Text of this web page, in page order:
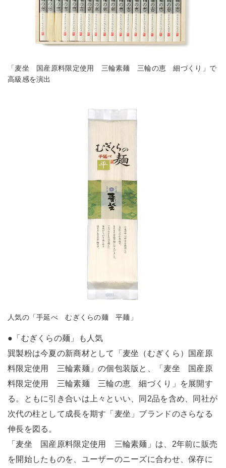
「麦坐 国産原料限定使用 三輪素麺 三輪の恵 細づくり」で
高級感を演出
人気の「手延べ むぎくらの麺 平麺」
●「むぎくらの麺」も人気
巽製粉は今夏の新商材として「麦坐（むぎくら）国産原
料限定使用 三輪素麺」の個包装版と、「麦坐 国産原
料限定使用 三輪素麺 三輪の恵 細づくり」を展開す
る。ともに引き合いは上々といい、同2品を含め、同社が
次代の柱として成長を期す「麦坐」ブランドのさらなる
伸長を図る。
「麦坐 国産原料限定使用 三輪素麺」は、2年前に販売
を開始したものを、ユーザーのニーズに合わせ、保存に